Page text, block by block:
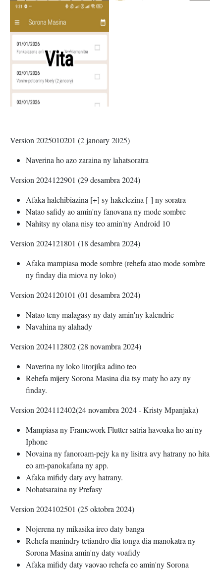
Version 2025010201 (2 janoary 2025)
Naverina ho azo zaraina ny lahatsoratra
Version 2024122901 (29 desambra 2024)
Afaka halehibiazina [+] sy hakelezina [-] ny soratra
Natao safidy ao amin'ny fanovana ny mode sombre
Nahitsy ny olana nisy teo amin'ny Android 10
Version 2024121801 (18 desambra 2024)
Afaka mampiasa mode sombre (rehefa atao mode sombre
ny finday dia miova ny loko)
Version 2024120101 (01 desambra 2024)
Natao teny malagasy ny daty amin'ny kalendrie
Navahina ny alahady
Version 2024112802 (28 novambra 2024)
Naverina ny loko litorjika adino teo
Rehefa mijery Sorona Masina dia tsy maty ho azy ny
finday.
Version 2024112402(24 novambra 2024 - Kristy Mpanjaka)
Mampiasa ny Framework Flutter satria havoaka ho an'ny
Iphone
Novaina ny fanoroam-pejy ka ny lisitra avy hatrany no hita
eo am-panokafana ny app.
Afaka mifidy daty avy hatrany.
Nohatsaraina ny Prefasy
Version 2024102501 (25 oktobra 2024)
Nojerena ny mikasika ireo daty banga
Rehefa manindry tetiandro dia tonga dia manokatra ny
Sorona Masina amin'ny daty voafidy
Afaka mifidy daty vaovao rehefa eo amin'ny Sorona